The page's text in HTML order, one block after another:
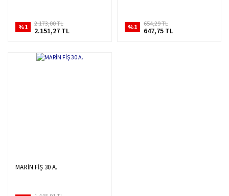
%1 2.173,00 TL
2.151,27 TL %1 654,29 TL
647,75 TL
MARİN FİŞ 30 A.